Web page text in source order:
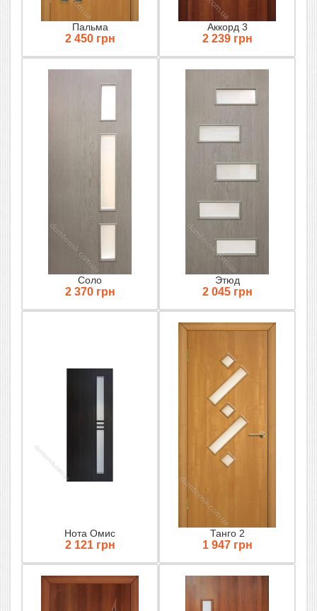
Пальма
2 450 грн
Аккорд 3
2 239 грн
Соло
2 370 грн
Этюд
2 045 грн
Нота Омис
2 121 грн
Танго 2
1 947 грн